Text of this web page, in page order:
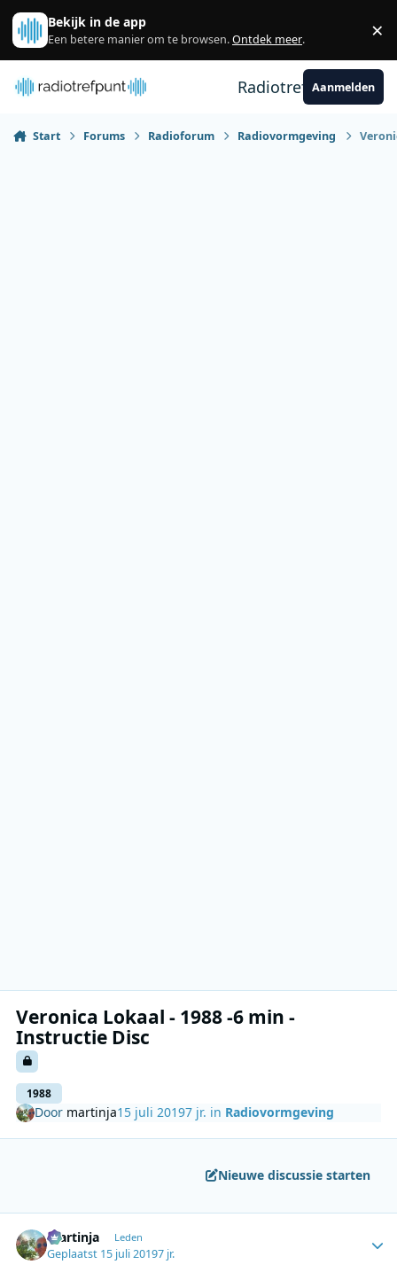
Spring naar bijdragen
Bekijk in de app
Een betere manier om te browsen.Ontdek meer. ×
RadiotrefpuntAanmelden
Start Forums Radioforum Radiovormgeving
Veronica Lokaal - 1988 -6 min -
Instructie Disc
1988
Door martinja15 juli 20197 jr. in Radiovormgeving
Nieuwe discussie starten
martinja Leden
Geplaatst 15 juli 20197 jr.